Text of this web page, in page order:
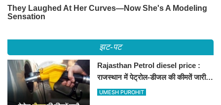
झट-पट
Rajasthan Petrol diesel price :
राजस्थान में पेट्रोल-डीजल की कीमतें जारी,
जानिए बीकानेर समेत पुरे प्रदेश में नए रेट
UMESH PUROHIT